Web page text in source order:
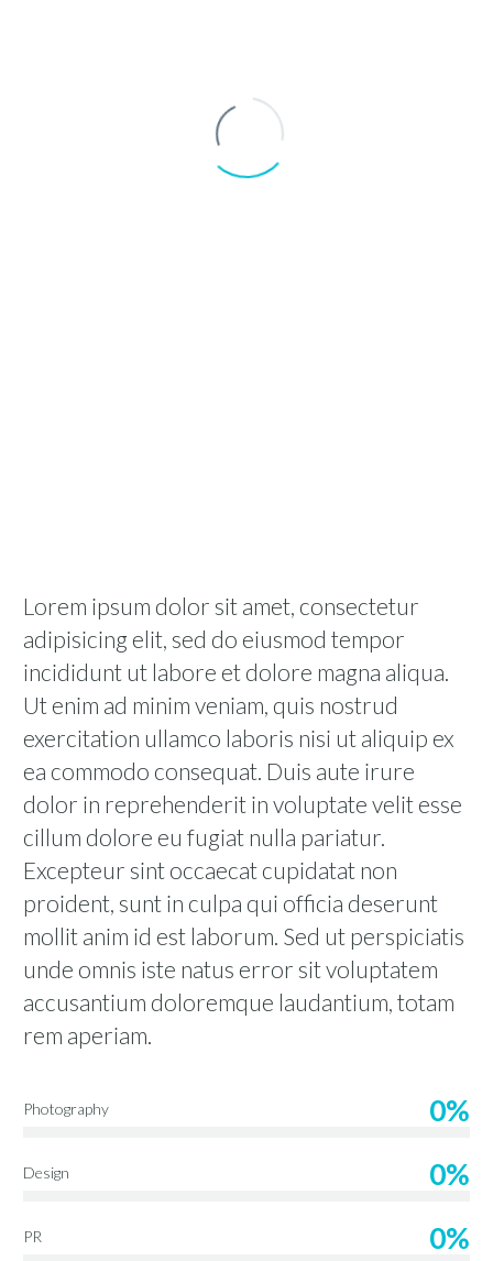
Lorem ipsum dolor sit amet, consectetur
adipisicing elit, sed do eiusmod tempor
incididunt ut labore et dolore magna aliqua.
Ut enim ad minim veniam, quis nostrud
exercitation ullamco laboris nisi ut aliquip ex
ea commodo consequat. Duis aute irure
dolor in reprehenderit in voluptate velit esse
cillum dolore eu fugiat nulla pariatur.
Excepteur sint occaecat cupidatat non
proident, sunt in culpa qui officia deserunt
mollit anim id est laborum. Sed ut perspiciatis
unde omnis iste natus error sit voluptatem
accusantium doloremque laudantium, totam
rem aperiam.
Photography 0%
Design 0%
PR 0%